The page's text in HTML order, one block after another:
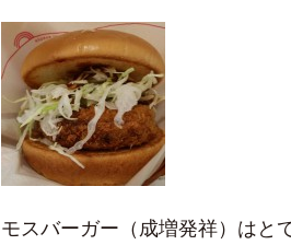
モスバーガー（成増発祥）はと